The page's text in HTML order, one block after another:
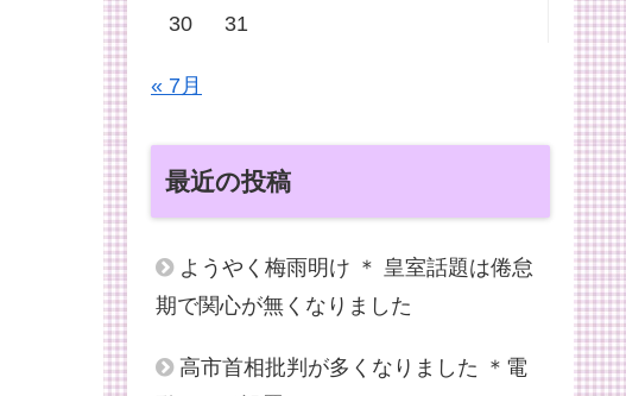
30
31
« 7月
最近の投稿
ようやく梅雨明け ＊ 皇室話題は倦怠
期で関心が無くなりました
高市首相批判が多くなりました ＊電